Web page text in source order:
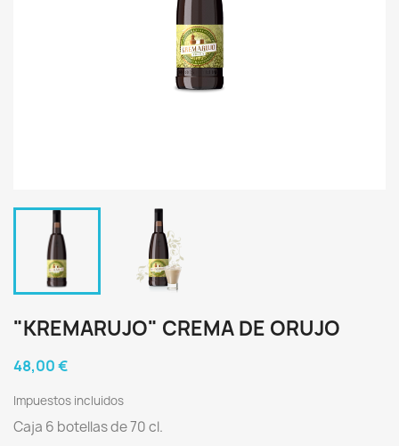
"KREMARUJO" CREMA DE ORUJO
48,00 €
Impuestos incluidos
Caja 6 botellas de 70 cl.